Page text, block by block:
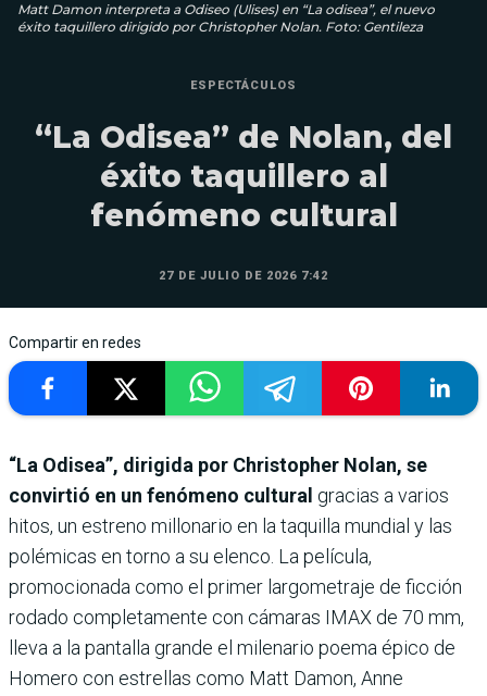
Matt Damon interpreta a Odiseo (Ulises) en “La odisea”, el nuevo
éxito taquillero dirigido por Christopher Nolan. Foto: Gentileza
ESPECTÁCULOS
“La Odisea” de Nolan, del
éxito taquillero al
fenómeno cultural
27 DE JULIO DE 2026 7:42
Compartir en redes
“La Odisea”, dirigida por Christopher Nolan, se
convirtió en un fenómeno cultural gracias a varios
hitos, un estreno millonario en la taquilla mundial y las
polémicas en torno a su elenco. La película,
promocionada como el primer largometraje de ficción
rodado completamente con cámaras IMAX de 70 mm,
lleva a la pantalla grande el milenario poema épico de
Homero con estrellas como Matt Damon, Anne